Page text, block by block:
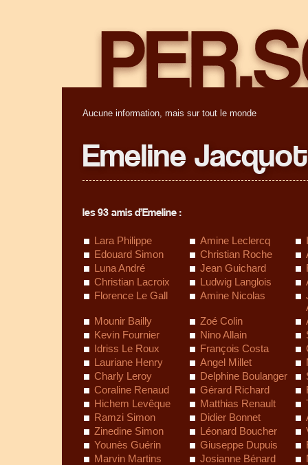
Aucune information, mais sur tout le monde
Emeline Jacquot
les 93 amis d’Emeline :
Lara Philippe Amine Leclercq
Edouard Simon
Christian Roche
Luna André
Jean Guichard
Christian Lacroix
Ludwig Langlois
Florence Le Gall
Amine Nicolas
Mounir Bailly
Zoé Colin
Kevin Fournier
Nino Allain
Idriss Le Roux
François Costa
Lauriane Henry
Angel Millet
Charly Leroy
Delphine Boulanger
Coraline Renaud
Gérard Richard
Hichem Levêque
Matthias Renault
Ramzi Simon
Didier Bonnet
Zinedine Simon
Léonard Boucher
Younès Guérin
Giuseppe Dupuis
Marvin Martins
Josianne Bénard